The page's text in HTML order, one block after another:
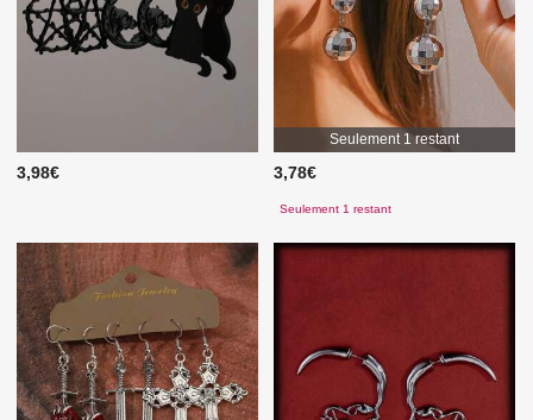
3,98€
Seulement 1 restant
3,78€
Seulement 1 restant